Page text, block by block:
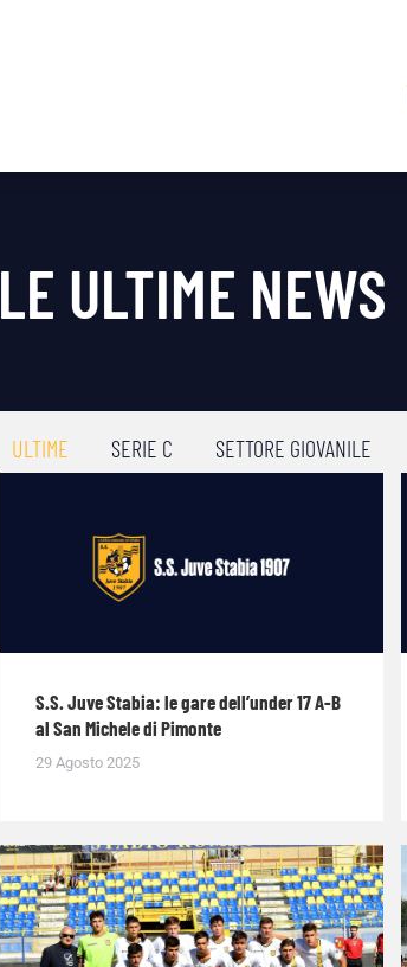
LE ULTIME NEWS
ULTIME SERIE C SETTORE GIOVANILE
S.S. Juve Stabia: le gare dell’under 17 A-B
al San Michele di Pimonte
29 Agosto 2025